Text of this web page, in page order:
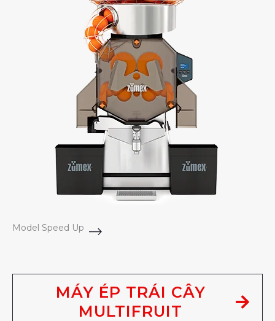
Model Speed Up
MÁY ÉP TRÁI CÂY
MULTIFRUIT